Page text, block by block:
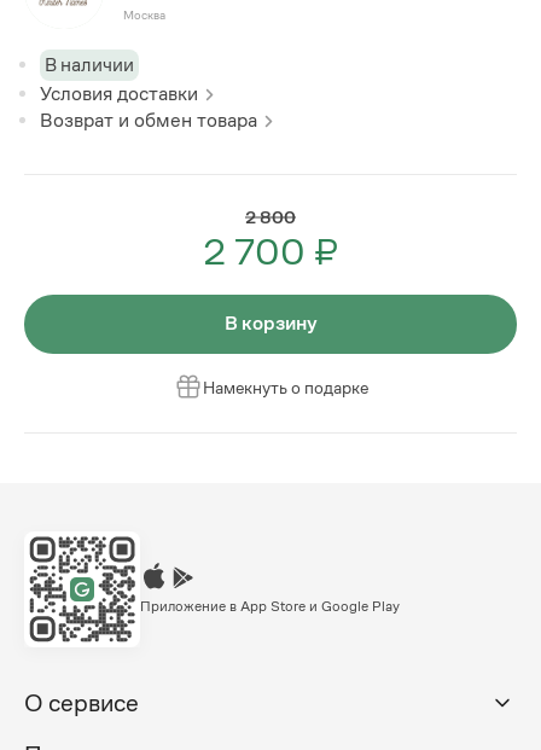
Москва
В наличии
Условия доставки
Возврат и обмен товара
2 800
2 700 ₽
В корзину
Намекнуть о подарке
Приложение в App Store и Google Play
О сервисе